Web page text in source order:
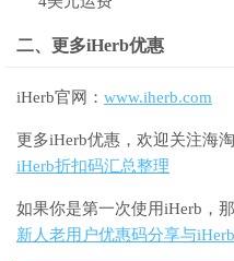
二、更多iHerb优惠
iHerb官网： www.iherb.com
更多iHerb优惠，欢迎关注海
iHerb折扣码汇总整理
如果你是第一次使用iHerb，
新人老用户优惠码分享与